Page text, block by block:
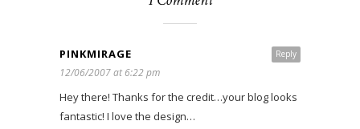
Reply
PINKMIRAGE
12/06/2007 at 6:22 pm
Hey there! Thanks for the credit…your blog looks
fantastic! I love the design…